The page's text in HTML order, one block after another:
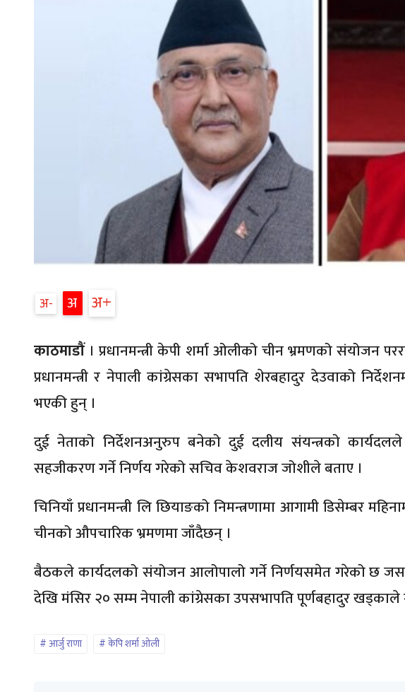
अ अ अ
काठमाडौं। प्रधानमन्त्री केपी शर्मा ओलीको चीन भ्रमणको संयोजन
प्रधानमन्त्री र नेपाली कांग्रेसका सभापति शेरबहादुर देउवाको
भएकी हुन् ।
दुई नेताको निर्देशनअनुरुप बनेको दुई दलीय संयन्त्रको
सहजीकरण गर्ने निर्णय गरेको सचिव केशवराज जोशीले बताए ।
चिनियाँ प्रधानमन्त्री लि छियाङको निमन्त्रणामा आगामी डिसेम्बर
चीनको औपचारिक भ्रमणमा जाँदैछन् ।
बैठकले कार्यदलको संयोजन आलोपालो गर्ने निर्णयसमेत गरेको छ
देखि मंसिर २० सम्म नेपाली कांग्रेसका उपसभापति पूर्णबहादुर खड्काले
आर्जु राणा केपि शर्मा ओली